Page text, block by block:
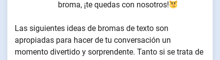
broma, ¡te quedas con nosotros!
Las siguientes ideas de bromas de texto son
apropiadas para hacer de tu conversación un
momento divertido y sorprendente. Tanto si se trata de